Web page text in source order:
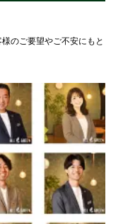
のご要望やご不安にもと